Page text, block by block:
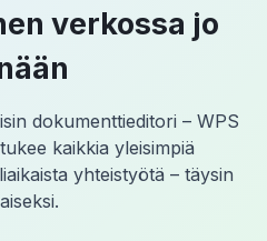
verkossa jo
dokumenttieditori – WPS
kaikkia yleisimpiä
yhteistyötä – täysin